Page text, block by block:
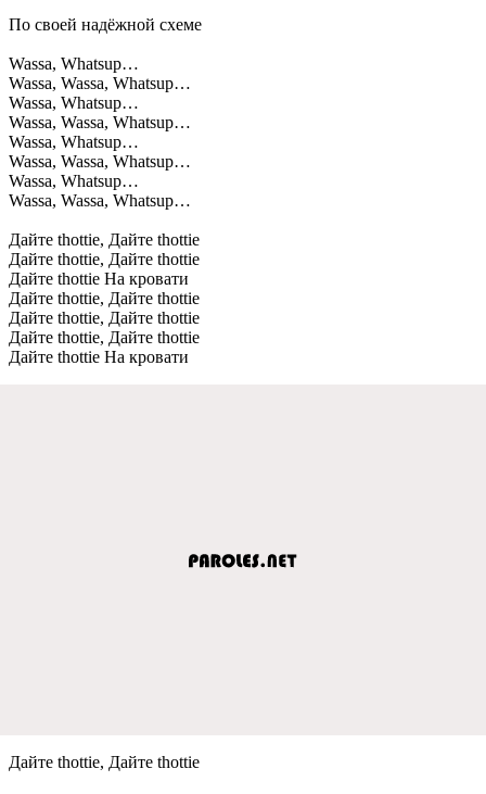
По своей надёжной схеме
Wassa, Whatsup…
Wassa, Wassa, Whatsup…
Wassa, Whatsup…
Wassa, Wassa, Whatsup…
Wassa, Whatsup…
Wassa, Wassa, Whatsup…
Wassa, Whatsup…
Wassa, Wassa, Whatsup…
Дайте thottie, Дайте thottie
Дайте thottie, Дайте thottie
Дайте thottie На кровати
Дайте thottie, Дайте thottie
Дайте thottie, Дайте thottie
Дайте thottie, Дайте thottie
Дайте thottie На кровати
Дайте thottie, Дайте thottie